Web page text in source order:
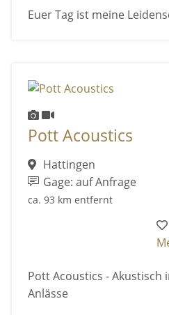
Euer Tag ist meine
Pott Acoustics
Hattingen
Gage: auf Anfrage
ca. 93 km entfernt
Pott Acoustics - Akustisch
Anlässe